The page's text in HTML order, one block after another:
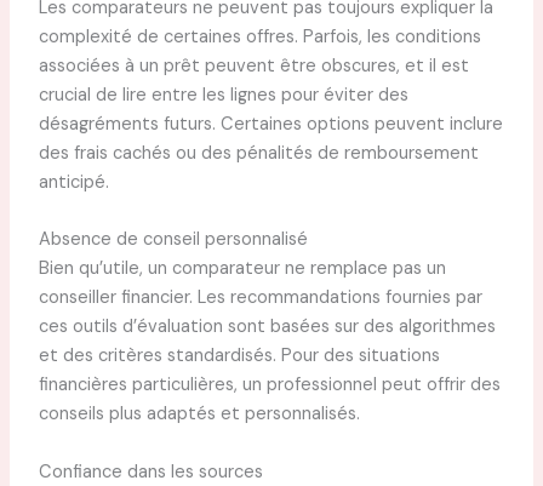
Les comparateurs ne peuvent pas toujours expliquer la
complexité de certaines offres. Parfois, les conditions
associées à un prêt peuvent être obscures, et il est
crucial de lire entre les lignes pour éviter des
désagréments futurs. Certaines options peuvent inclure
des frais cachés ou des pénalités de remboursement
anticipé.
Absence de conseil personnalisé
Bien qu’utile, un comparateur ne remplace pas un
conseiller financier. Les recommandations fournies par
ces outils d’évaluation sont basées sur des algorithmes
et des critères standardisés. Pour des situations
financières particulières, un professionnel peut offrir des
conseils plus adaptés et personnalisés.
Confiance dans les sources